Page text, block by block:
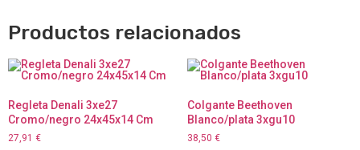
Productos relacionados
Regleta Denali 3xe27
Cromo/negro 24x45x14 Cm
27,91 €
Colgante Beethoven
Blanco/plata 3xgu10
38,50 €